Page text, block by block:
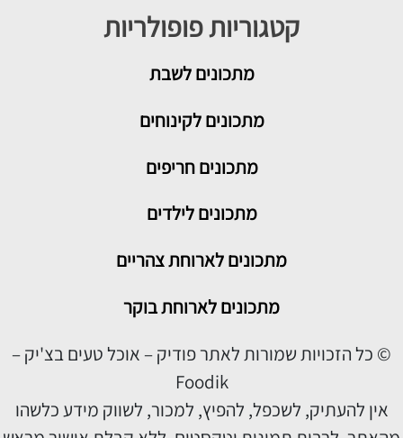
קטגוריות פופולריות
מתכוניםלשבת
מתכונים לקינוחים
מתכונים חריפים
מתכונים לילדים
מתכונים לארוחת צהריים
מתכונים לארוחת בוקר
© כל הזכויות שמורות לאתר פודיק – אוכל טעים בצ'יק –
Foodik
אין להעתיק, לשכפל, להפיץ, למכור, לשווק מידע כלשהו